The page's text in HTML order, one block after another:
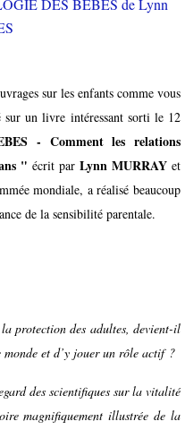
sur les enfants comme vous
un livre intéressant sorti le 12
- Comment les relations
" écrit par Lynn MURRAY et
mondiale, a réalisé beaucoup
de la sensibilité parentale.
protection des adultes, devient-il
et d’y jouer un rôle actif ?
des scientifiques sur la vitalité
magnifiquement illustrée de la